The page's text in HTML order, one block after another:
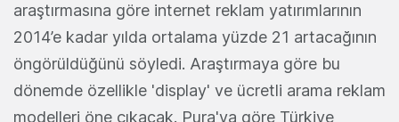
araştırmasına göre internet reklam yatırımlarının
2014’e kadar yılda ortalama yüzde 21 artacağının
öngörüldüğünü söyledi. Araştırmaya göre bu
dönemde özellikle 'display' ve ücretli arama reklam
modelleri öne çıkacak. Pura'ya göre Türkiye